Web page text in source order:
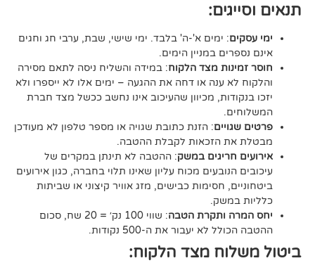
: ימים א'-ה' בלבד. ימי שישי, שבת, ערבי חג וחגים
במניין הימים.
מצד הלקוח: במידה והשליח ניסה לתאם מסירה
ענה או דחה את ההגעה – ימים אלו לא ייספרו ולא
מכיוון שהעיכוב אינו נחשב ככשל מצד חברת
: הזנת כתובת שגויה או מספר טלפון לא מעודכן
הזכאות לקבלת ההטבה.
חריגים במשק: ההטבה לא תינתן במקרים של
מכוח עליון שאינו תלוי בחברה, כגון אירועים
חסימות כבישים, מזג אוויר קיצוני או שביתות
ותקרת הטבה
: שווי 100 נק׳ = 20 שח, סכום
לא יעבור את ה-500 נקודות.
מצד הלקוח: